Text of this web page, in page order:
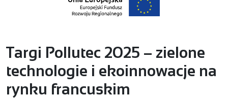
Targi Pollutec 2025 – zielone
technologie i ekoinnowacje na
rynku francuskim